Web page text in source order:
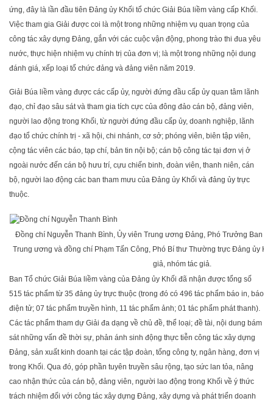
ứng, đây là lần đầu tiên Đảng ủy Khối tổ chức Giải Búa liềm vàng cấp Khối.
Việc tham gia Giải được coi là một trong những nhiệm vụ quan trọng của
công tác xây dựng Đảng, gắn với các cuộc vận động, phong trào thi đua yêu
nước, thực hiện nhiệm vụ chính trị của đơn vị; là một trong những nội dung
đánh giá, xếp loại tổ chức đảng và đảng viên năm 2019.
Giải Búa liềm vàng được các cấp ủy, người đứng đầu cấp ủy quan tâm lãnh
đạo, chỉ đạo sâu sát và tham gia tích cực của đông đảo cán bộ, đảng viên,
người lao động trong Khối, từ người đứng đầu cấp ủy, doanh nghiệp, lãnh
đạo tổ chức chính trị - xã hội, chi nhánh, cơ sở; phóng viên, biên tập viên,
cộng tác viên các báo, tạp chí, bản tin nội bộ; cán bộ công tác tại đơn vị ở
ngoài nước đến cán bộ hưu trí, cựu chiến binh, đoàn viên, thanh niên, cán
bộ, người lao động các ban tham mưu của Đảng ủy Khối và đảng ủy trực
thuộc.
Đồng chí Nguyễn Thanh Bình, Ủy viên Trung ương Đảng, Phó Trưởng Ban
Trung ương và đồng chí Phạm Tấn Công, Phó Bí thư Thường trực Đảng ủy
giả, nhóm tác giả.
Ban Tổ chức Giải Búa liềm vàng của Đảng ủy Khối đã nhận được tổng số
515 tác phẩm từ 35 đảng ủy trực thuộc (trong đó có 496 tác phẩm báo in, báo
điện tử; 07 tác phẩm truyền hình, 11 tác phẩm ảnh; 01 tác phẩm phát thanh).
Các tác phẩm tham dự Giải đa dạng về chủ đề, thể loại; đề tài, nội dung bám
sát những vấn đề thời sự, phản ánh sinh động thực tiễn công tác xây dựng
Đảng, sản xuất kinh doanh tại các tập đoàn, tổng công ty, ngân hàng, đơn vị
trong Khối. Qua đó, góp phần tuyên truyền sâu rộng, tạo sức lan tỏa, nâng
cao nhận thức của cán bộ, đảng viên, người lao động trong Khối về ý thức
trách nhiệm đối với công tác xây dựng Đảng, xây dựng và phát triển doanh